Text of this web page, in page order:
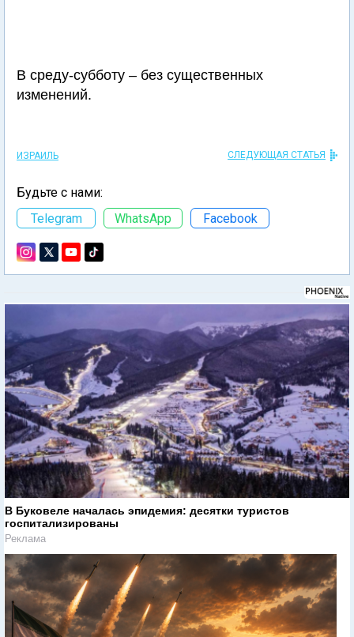
В среду-субботу – без существенных
изменений.
ИЗРАИЛЬ СЛЕДУЮЩАЯ СТАТЬЯ
Будьте с нами:
Telegram
WhatsApp Facebook
В Буковеле началась эпидемия: десятки туристов
госпитализированы
Реклама